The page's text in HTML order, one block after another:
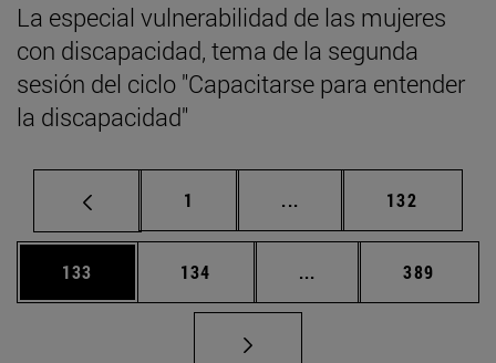
La especial vulnerabilidad de las mujeres
con discapacidad, tema de la segunda
sesión del ciclo "Capacitarse para entender
la discapacidad"
Página
1 ... Páginas intermedias
Página
132
Página
133 Página
134 ... Páginas intermedias
Página
389